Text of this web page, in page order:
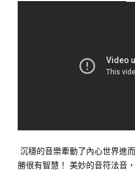
沉穩的音樂牽動了內心世界進
勝很有智慧！ 美妙的音符法音